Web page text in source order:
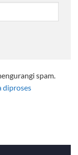
spam.
diproses